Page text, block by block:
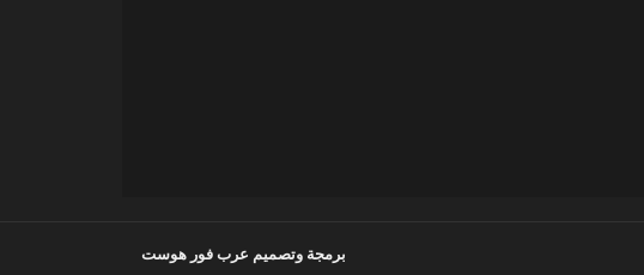
برمجة وتصميم عرب فور هوست